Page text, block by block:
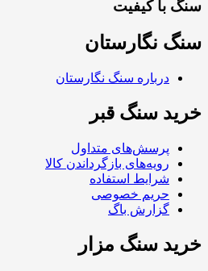
سنگ با کیفیت
سنگ نگارستان
درباره سنگ نگارستان
خرید سنگ قبر
پرسش‌های متداول
رویه‌های بازگرداندن کالا
شرایط استفاده
حریم خصوصی
گزارش باگ
خرید سنگ مزار